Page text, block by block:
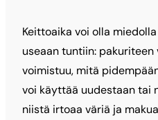
Keittoaika voi olla
useaan tuntiin:
voimistuu, mitä
voi käyttää uudestaan tai
niistä irtoaa väriä ja